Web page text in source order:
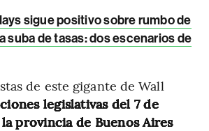
sigue positivo sobre rumbo de
suba de tasas: dos escenarios de
de este gigante de Wall
legislativas del 7 de
provincia de Buenos Aires